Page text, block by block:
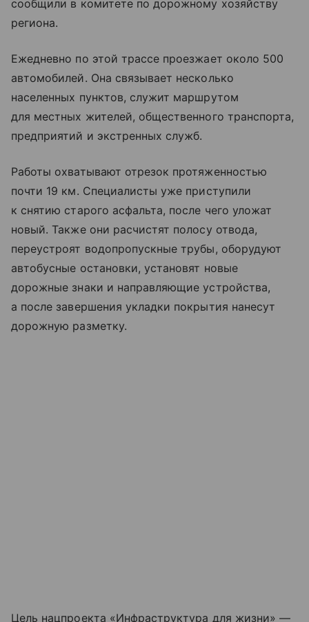
сообщили в комитете по дорожному хозяйству
региона.
Ежедневно по этой трассе проезжает около 500
автомобилей. Она связывает несколько
населенных пунктов, служит маршрутом
для местных жителей, общественного транспорта,
предприятий и экстренных служб.
Работы охватывают отрезок протяженностью
почти 19 км. Специалисты уже приступили
к снятию старого асфальта, после чего уложат
новый. Также они расчистят полосу отвода,
переустроят водопропускные трубы, оборудуют
автобусные остановки, установят новые
дорожные знаки и направляющие устройства,
а после завершения укладки покрытия нанесут
дорожную разметку.
Цель нацпроекта «Инфраструктура для жизни» —